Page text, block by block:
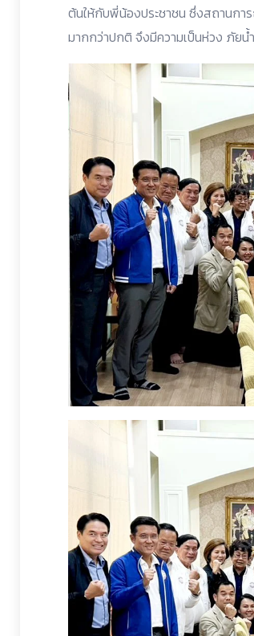
ต้นให้กับพี่น้องประชาชน ซึ่งสถานกา
มากกว่าปกติ จึงมีความเป็นห่วง ภัย